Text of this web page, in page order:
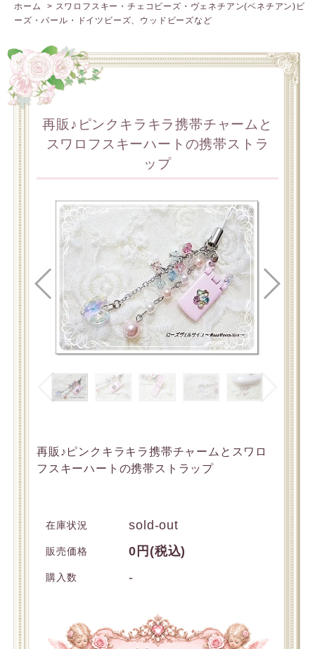
ホーム
> スワロフスキー・チェコビーズ・ヴェネチアン(ベネチアン)ビ
ーズ・パール・ドイツビーズ、ウッドビーズなど
再販♪ピンクキラキラ携帯チャームと
スワロフスキーハートの携帯ストラ
ップ
再販♪ピンクキラキラ携帯チャームとスワロ
フスキーハートの携帯ストラップ
在庫状況 sold-out
販売価格 0円(税込)
購入数 -